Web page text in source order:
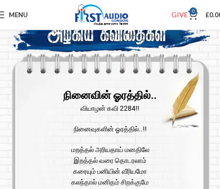
MENU GIVE 0 £
நினைவின் ஓரத்தில்..
வியாழன் கவி 2284!!
நினைவுகளின் ஓரத்தில்..!!
மறத்தல் அரியதாய் மனதிலே
இறத்தல் வரை தொடரலாம்
கரையும் பனியின் வீரியமோ
கலந்தால் மனிதம் சிறக்குமே